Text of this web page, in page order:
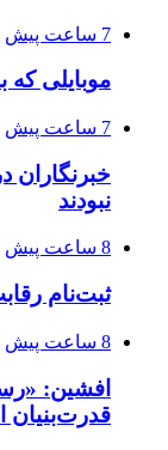
7 ساعت پیش
موبایلی
7 ساعت پیش
نبودند
8 ساعت پیش
ثبت‌نام رقابت
8 ساعت پیش
افشین: